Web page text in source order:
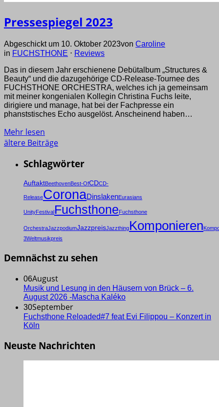
Pressespiegel 2023
Abgeschickt um 10. Oktober 2023von Caroline
in FUCHSTHONE ⋅ Reviews
Das in diesem Jahr erschienene Debütalbum „Structures &
Beauty“ und die dazugehörige CD-Release-Tournee des
FUCHSTHONE ORCHESTRA, welches ich ja gemeinsam
mit meiner kongenialen Kollegin Christina Fuchs leite,
dirigiere und manage, hat bei der Fachpresse ein
phanststisches Echo ausgelöst. Anscheinend haben…
Mehr lesen
ältere Beiträge
Schlagwörter
AuftaktBeethovenBest-OfCDCD-
ReleaseCoronaDinslakenEurasians
UnityFestival Fuchsthone Fuchsthone
OrchestraJazzpodiumJazzpreisJazzthingKomponieren
3Weltmusikpreis
Demnächst zu sehen
06August
Musik und Lesung in den Häusern von Brück – 6.
August 2026 -Mascha Kaléko
30September
Fuchsthone Reloaded#7 feat Evi Filippou – Konzert in
Köln
Neuste Nachrichten